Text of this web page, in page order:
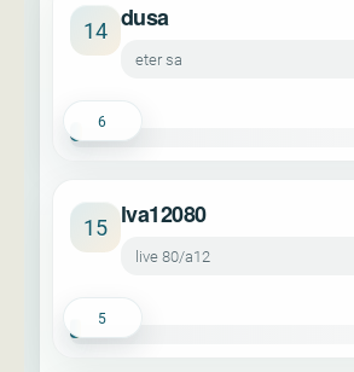
14 dusa
eter sa
6
15 lva12080
live 80/a12
5